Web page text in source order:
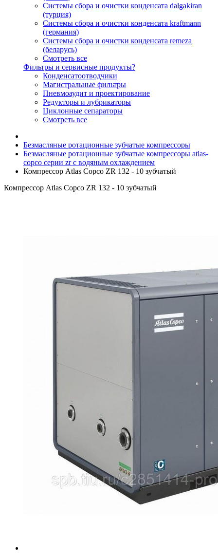
Системы сбора и очистки конденсата dalgakiran
(турция)
Системы сбора и очистки конденсата kraftmann
(германия)
Системы сбора и очистки конденсата remeza
(беларусь)
Смотреть все
Фильтры и сервисные продукты?
Конденсатоотводчики
Магистральные фильтры
Пневмоаудит и проектирование
Редукторы и лубрикаторы
Циклонные сепараторы
Смотреть все
Безмасляные ротационные зубчатые компрессоры
Безмасляные ротационные зубчатые компрессоры atlas-
copco серии zr с водяным охлаждением
Компрессор Atlas Copco ZR 132 - 10 зубчатый
Компрессор Atlas Copco ZR 132 - 10 зубчатый